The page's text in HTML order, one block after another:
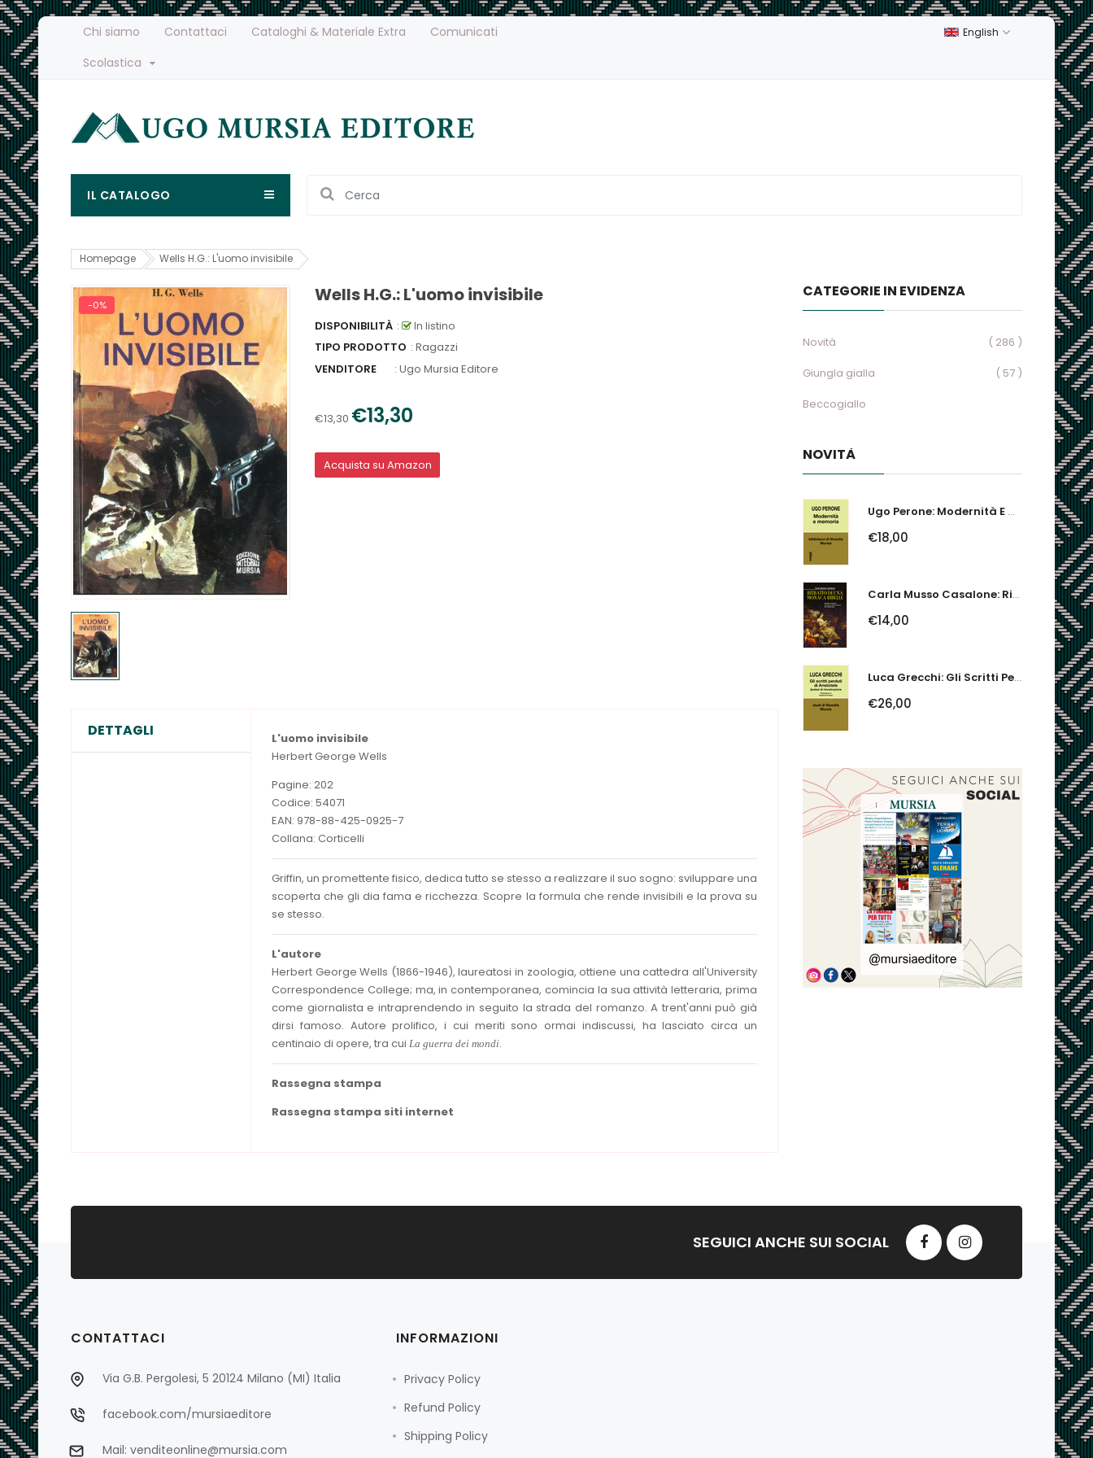
Chi siamo Contattaci Cataloghi & Materiale Extra
Comunicati
Scolastica
English
IL CATALOGO
Homepage Wells H.G.: L'uomo invisibile
-0% Wells H.G.: L'uomo invisibile
DISPONIBILITÀ :
In listino
TIPO PRODOTTO : Ragazzi
VENDITORE
: Ugo Mursia Editore
€13,30 €13,30
Acquista su Amazon
DETTAGLI
L'uomo invisibile
Herbert George Wells
Pagine: 202
Codice: 54071
EAN: 978-88-425-0925-7
Collana: Corticelli
Griffin, un promettente fisico, dedica tutto se stesso a realizzare il suo sogno: sviluppare una
scoperta che gli dia fama e ricchezza. Scopre la formula che rende invisibili e la prova su
se stesso.
L'autore
Herbert George Wells (1866-1946), laureatosi in zoologia, ottiene una cattedra all'University
Correspondence College; ma, in contemporanea, comincia la sua attività letteraria, prima
come giornalista e intraprendendo in seguito la strada del romanzo. A trent'anni può già
dirsi famoso. Autore prolifico, i cui meriti sono ormai indiscussi, ha lasciato circa un
centinaio di opere, tra cui La guerra dei mondi.
Rassegna stampa
Rassegna stampa siti internet
CATEGORIE IN EVIDENZA
Novità
( 286 )
Giungla gialla
( 57 )
Beccogiallo
NOVITÀ
Ugo Perone: Modernità E Memoria
€18,00
Carla Musso Casalone: Ritratto Di Una Monaca Ribelle. Brigida Franzone,...
€14,00
Luca Grecchi: Gli Scritti Perduti Di Aristotele. Ipotesi Di Ricostruzione
€26,00
SEGUICI ANCHE SUI SOCIAL
CONTATTACI
Via G.B. Pergolesi, 5 20124 Milano (MI) Italia
facebook.com/mursiaeditore
Mail: venditeonline@mursia.com
INFORMAZIONI
Privacy Policy
Refund Policy
Shipping Policy